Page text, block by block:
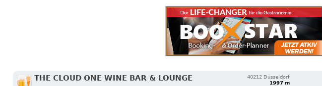
THE CLOUD ONE WINE BAR & LOUNGE
40212 Düsseldorf
1997 m